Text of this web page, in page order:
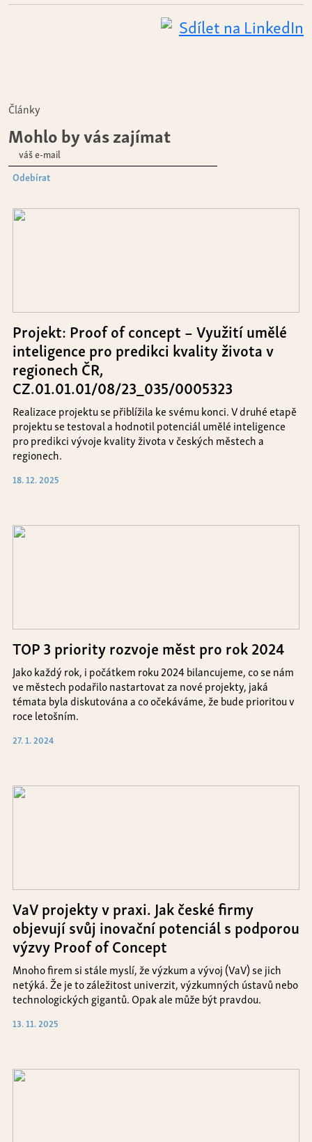
Sdílet na LinkedIn
Články
Mohlo by vás zajímat
Odebírat
Projekt: Proof of concept – Využití umělé
inteligence pro predikci kvality života v
regionech ČR,
CZ.01.01.01/08/23_035/0005323
Realizace projektu se přiblížila ke svému konci. V druhé etapě
projektu se testoval a hodnotil potenciál umělé inteligence
pro predikci vývoje kvality života v českých městech a
regionech.
18. 12. 2025
TOP 3 priority rozvoje měst pro rok 2024
Jako každý rok, i počátkem roku 2024 bilancujeme, co se nám
ve městech podařilo nastartovat za nové projekty, jaká
témata byla diskutována a co očekáváme, že bude prioritou v
roce letošním.
27. 1. 2024
VaV projekty v praxi. Jak české firmy
objevují svůj inovační potenciál s podporou
výzvy Proof of Concept
Mnoho firem si stále myslí, že výzkum a vývoj (VaV) se jich
netýká. Že je to záležitost univerzit, výzkumných ústavů nebo
technologických gigantů. Opak ale může být pravdou.
13. 11. 2025